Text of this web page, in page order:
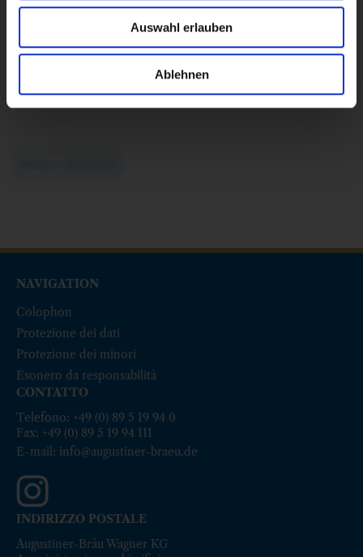
Auswahl erlauben
Ablehnen
Prezzo della tavoletta da scrittura
NAVIGATION
Colophon
Protezione dei dati
Protezione dei minori
Esonero da responsabilità
CONTATTO
Telefono: +49 (0) 89 5 19 94 0
Fax: +49 (0) 89 5 19 94 111
E-mail: info@augustiner-braeu.de
INDIRIZZO POSTALE
Augustiner-Bräu Wagner KG